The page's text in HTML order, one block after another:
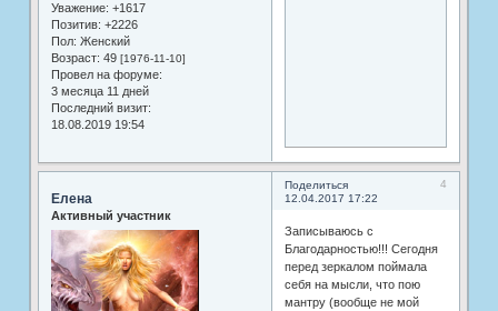
Уважение: +1617
Позитив: +2226
Пол: Женский
Возраст: 49 [1976-11-10]
Провел на форуме:
3 месяца 11 дней
Последний визит:
18.08.2019 19:54
Поделиться
4
12.04.2017 17:22
Елена
Активный участник
Записываюсь с
Благодарностью!!! Сегодня
перед зеркалом поймала
себя на мысли, что пою
мантру (вообще не мой